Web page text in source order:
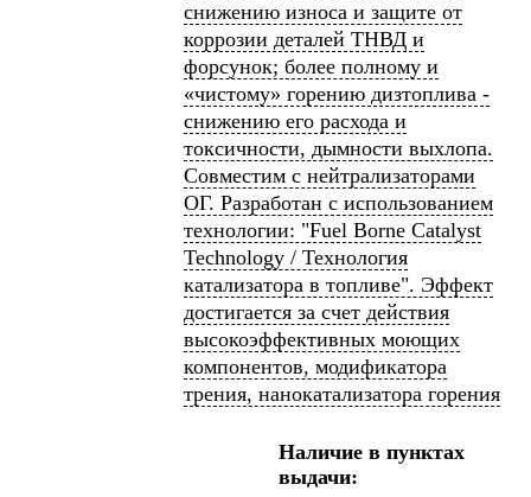
снижению износа и защите от
коррозии деталей ТНВД и
форсунок; более полному и
«чистому» горению дизтоплива -
снижению его расхода и
токсичности, дымности выхлопа.
Совместим с нейтрализаторами
ОГ. Разработан с использованием
технологии: "Fuel Borne Catalyst
Technology / Технология
катализатора в топливе". Эффект
достигается за счет действия
высокоэффективных моющих
компонентов, модификатора
трения, нанокатализатора горения
Наличие в пунктах
выдачи: